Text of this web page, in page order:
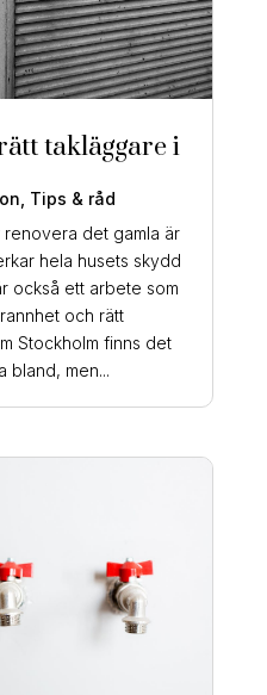
takläggare i
Tips & råd
det gamla är
hela husets skydd
också ett arbete som
och rätt
Stockholm finns det
bland, men...